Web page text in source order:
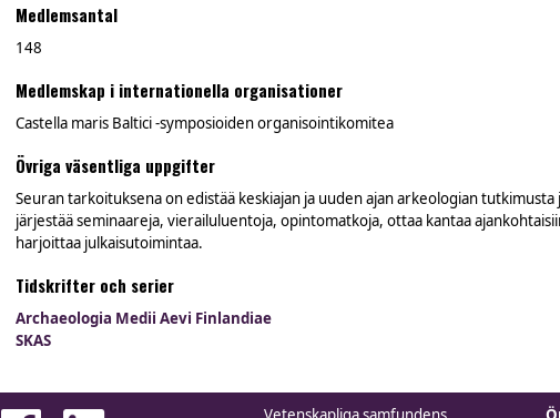
Medlemsantal
148
Medlemskap i internationella organisationer
Castella maris Baltici -symposioiden organisointikomitea
Övriga väsentliga uppgifter
Seuran tarkoituksena on edistää keskiajan ja uuden ajan arkeologian
järjestää seminaareja, vierailuluentoja, opintomatkoja, ottaa kantaa
harjoittaa julkaisutoimintaa.
Tidskrifter och serier
Archaeologia Medii Aevi Finlandiae
SKAS